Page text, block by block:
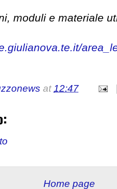
moduli e materiale
at12:47
Home page